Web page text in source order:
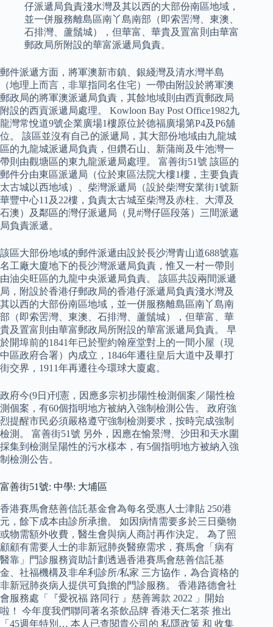
仔派遞局負責淺水灣及其以西的大部份南區地域，
並一併服務離島區南丫島南部（即索罟灣、東澳、
石排灣、蘆鬚城），但華富、華貴及置富則由華富
郵政局所附設的華富派遞局負責。
郵件派遞方面，將軍澳新市鎮、銀綫灣及清水灣半島
（地理上而言，非單指同名住宅）一帶由附設於將軍澳
郵政局的將軍澳派遞局負責，其餘地域則由西貢郵政局
附設的西貢派遞局處理。 Kowloon Bay Post Office1982九
龍灣常悅道9號企業廣場1樓原位於德福廣場第P4及P6舖
位。 該區並沒有自己的派遞局，其大部份地域由九龍城
區的九龍城派遞局負責，但鑽石山、新蒲崗及牛池灣一
帶則由觀塘區的東九龍派遞局處理。 富善街51號 該區的
郵件分由東區派遞局（位於東區法院大樓1樓，主要負責
太古城以西地域）、柴灣派遞局（設於柴灣安業街1號新
華豐中心11及22樓，負責太古城至柴灣及赤柱、大潭及
石澳）及鄰區的灣仔派遞局（見#灣仔區段落）三間派遞
局負責派遞。
該區大部份地域的郵件派遞由設於長沙灣青山道688號嘉
名工廠大廈地下的長沙灣派遞局負責，惟又一村一帶則
由油尖旺區的九龍中央派遞局負責。 該區共設兩間派遞
局，附設於香港仔郵政局的香港仔派遞局負責淺水灣及
其以西的大部份南區地域，並一併服務離島區南丫島南
部（即索罟灣、東澳、石排灣、蘆鬚城），但華富、華
貴及置富則由華富郵政局所附設的華富派遞局負責。 早
於開埠前的1841年已於聖約翰座堂對上的一間小屋（現
中區政府合署）內成立，1846年遷往皇后大道中及畢打
街交界，1911年再遷往今環球大廈處。
政府今(9日)刊憲，因應多宗初步陽性檢測個案／陽性檢
測個案，有60個指明地方被納入強制檢測公告。 政府強
烈提醒市民必須嚴格遵守強制檢測要求，按時完成強制
檢測。 富善街51號 另外，因應在愉景灣、沙田和天水圍
採集到檢測呈陽性的污水樣本，有5個指明地方被納入強
制檢測公告。
富善街51號: 中學: 大埔區
香港賽馬會慈善信託基金會為每名受惠人士津貼 250港
元，餘下成本由診所承擔。 如因病情需要多於三日藥物
或物需額外收費，醫生會與病人商討再作決定。 為了照
顧顧有需要人士的非新冠肺炎醫療需求，賽馬會「病有
醫靠」門診服務資助計劃透過香港賽馬會慈善信託基
金、社福機構及非牟利診所/私家 三方協作，為合資格的
非新冠肺炎病人提供可負擔的門診服務。 香港路德會社
會服務處「『愛祝福 路同行 』慈善籌款 2022 」開始
啦！ 今年度我們聯同著名茶飲品牌 香港天仁茗茶 推出
「45週年特別… 本人已查閱貴公司的 私隱政策 和 收集